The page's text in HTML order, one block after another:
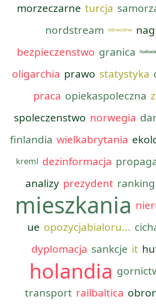
morzeczarne turcja
nordstream
odznaczenia
bezpieczenstwo granica hodowla
oligarchia prawo statystyka
praca opiekaspoleczna
spoleczenstwo norwegia
finlandia wielkabrytania
kreml dezinformacja
analizy prezydent ranking
mieszkania
ue opozycjabialoru...
dyplomacja sankcje it
holandia
transport railbaltica